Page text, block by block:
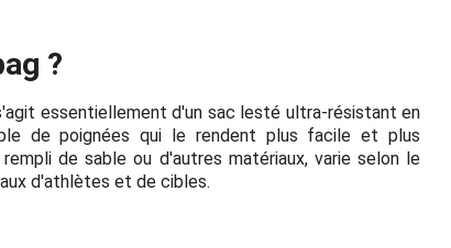
?
essentiellement d'un sac lesté ultra-résistant en
de poignées qui le rendent plus facile et plus
de sable ou d'autres matériaux, varie selon le
d'athlètes et de cibles.